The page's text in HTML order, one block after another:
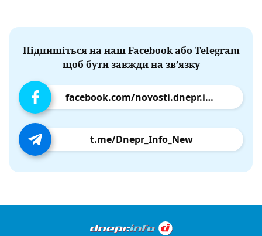
Підпишіться на наш Facebook або Telegram
щоб бути завжди на зв’язку
facebook.com/novosti.dnepr.info
t.me/Dnepr_Info_New